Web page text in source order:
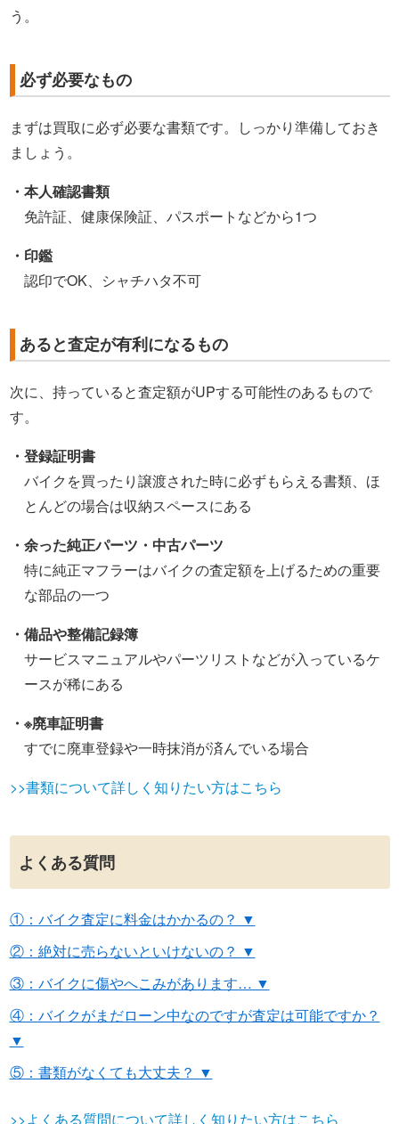
う。
必ず必要なもの
まずは買取に必ず必要な書類です。しっかり準備しておき
ましょう。
・本人確認書類
免許証、健康保険証、パスポートなどから1つ
・印鑑
認印でOK、シャチハタ不可
あると査定が有利になるもの
次に、持っていると査定額がUPする可能性のあるもので
す。
・登録証明書
バイクを買ったり譲渡された時に必ずもらえる書類、ほ
とんどの場合は収納スペースにある
・余った純正パーツ・中古パーツ
特に純正マフラーはバイクの査定額を上げるための重要
な部品の一つ
・備品や整備記録簿
サービスマニュアルやパーツリストなどが入っているケ
ースが稀にある
・※廃車証明書
すでに廃車登録や一時抹消が済んでいる場合
>>書類について詳しく知りたい方はこちら
よくある質問
①：バイク査定に料金はかかるの？ ▼
②：絶対に売らないといけないの？ ▼
③：バイクに傷やへこみがあります… ▼
④：バイクがまだローン中なのですが査定は可能ですか？
▼
⑤：書類がなくても大丈夫？ ▼
>>よくある質問について詳しく知りたい方はこちら